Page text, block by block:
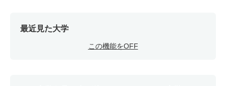
最近見た大学
この機能をOFF